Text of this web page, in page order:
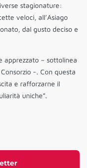
stagionature:
veloci, all’Asiago
dal gusto deciso e
apprezzato – sottolinea
-. Con questa
e rafforzarne il
uniche”.